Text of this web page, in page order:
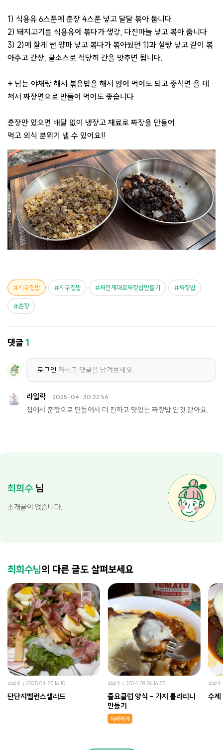
1) 식용유 6스푼에 춘장 4스푼 넣고 달달 볶아 둡니다
2) 돼지고기를 식용유에 볶다가 생강, 다진마늘 넣고 볶아 줍니다
3) 2)에 잘게 썬 양파 넣고 볶다가 볶아뒀던 1)과 설탕 넣고 같이 볶
아주고 간장, 굴소스로 적당히 간을 맞추면 됩니다.
+ 남는 야채랑 해서 볶음밥을 해서 얹어 먹어도 되고 중식면 을 데
쳐서 짜장면으로 만들어 먹어도 좋습니다
춘장만 있으면 배달 없이 냉장고 재료로 짜장을 만들어
먹고 외식 분위기 낼 수 있어요!!
지구집밥 지구집밥 짜잔제대로짜장밥만들기 짜장밥
춘장
댓글1
로그인 하시고 댓글을 남겨보세요.
라일락 2025-04-30 22:56
집에서 춘장으로 만들어서 더 진하고 맛있는 짜장밥 인것 같아요.
최희수 님
소개글이 없습니다.
최희수님의 다른 글도 살펴보세요
최희수 2025.04.27 16:10
탄단지밸런스샐러드
최희수 2024.09.06 16:25
즐요클럽 양식 - 가지 롤라티니
만들기
자세하게
최희수
수제